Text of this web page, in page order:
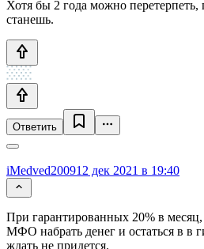
Хотя бы 2 года можно
станешь.
Ответить
iMedved200912 дек 2021 в 19:40
При гарантированных 20% в
МФО набрать денег и остаться в в
ждать не придется.